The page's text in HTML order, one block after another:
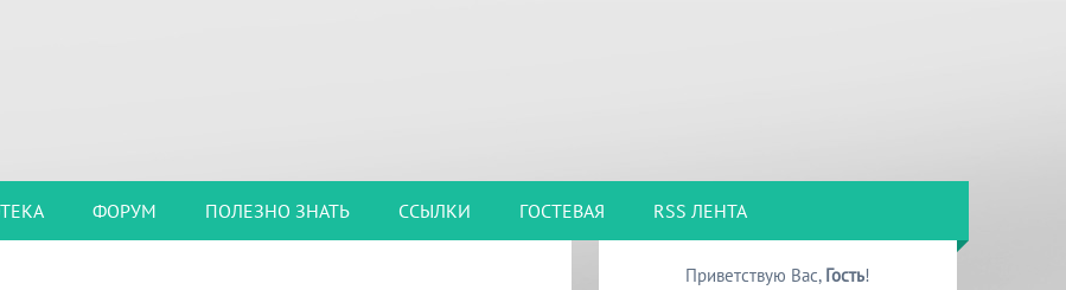
ФОРУМ ПОЛЕЗНО ЗНАТЬ ССЫЛКИ ГОСТЕВАЯ RSS ЛЕНТА
Приветствую Вас, Гость!